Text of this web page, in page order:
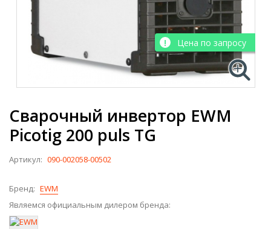
Сварочный инвертор EWM
Picotig 200 puls TG
Артикул: 090-002058-00502
Бренд: EWM
Являемся официальным дилером бренда:
Цена по запросу